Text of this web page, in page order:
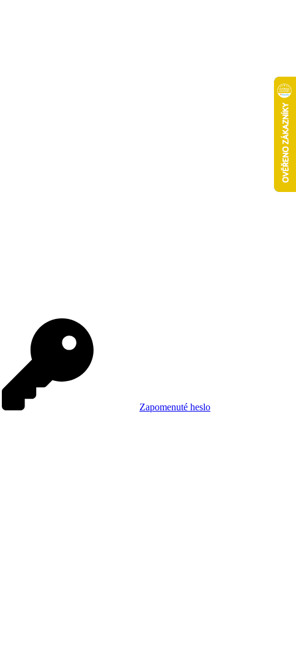
Zapomenuté heslo